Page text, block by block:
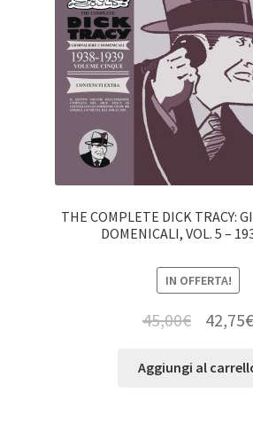
THE COMPLETE DICK TRACY:
DOMENICALI, VOL. 5 –
IN OFFERTA!
45,00€ 42,75€
Aggiungi al